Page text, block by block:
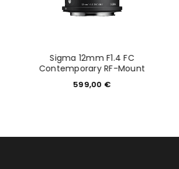
Sigma 12mm F1.4 FC
Contemporary RF-Mount
599,00 €